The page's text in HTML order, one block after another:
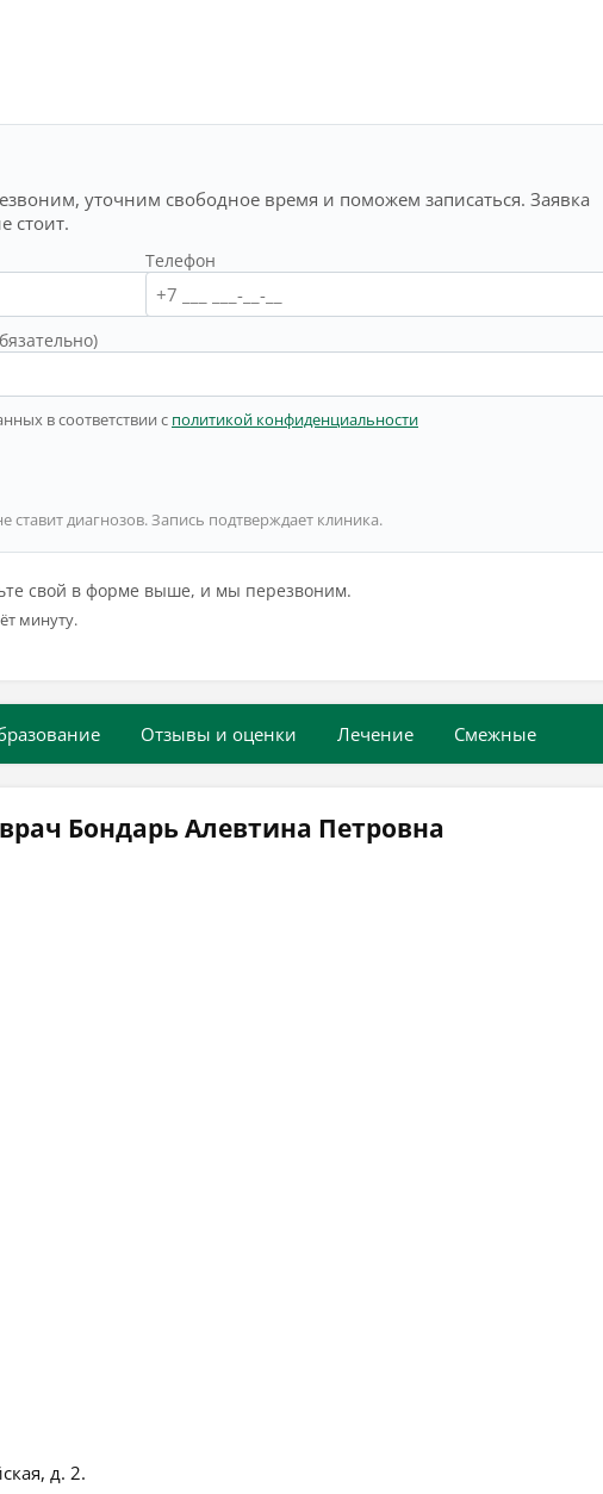
уточним свободное время и поможем записаться. Заявка
стоит.
Телефон
в соответствии с политикой конфиденциальности
ставит диагнозов. Запись подтверждает клиника.
свой в форме выше, и мы перезвоним.
минуту.
Отзывы и оценки Лечение Смежные
Бондарь Алевтина Петровна
д. 2.